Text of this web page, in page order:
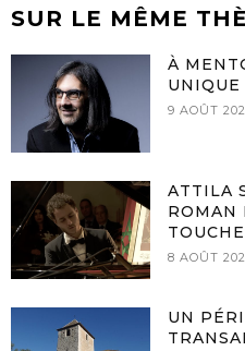
SUR LE MÊME
À
UNIQUE
9 AOÛT
ATTILA
ROMAN
8 AOÛT
UN